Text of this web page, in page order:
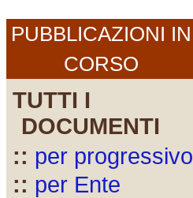
PUBBLICAZIONI IN
CORSO
TUTTI I
DOCUMENTI
:: per progressivo
:: per Ente